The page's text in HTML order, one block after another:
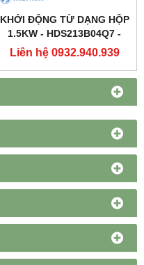
KHỞI ĐỘNG TỪ DẠNG HỘP
1.5KW - HDS213B04Q7 -
HIMEL
Liên hệ 0932.940.939